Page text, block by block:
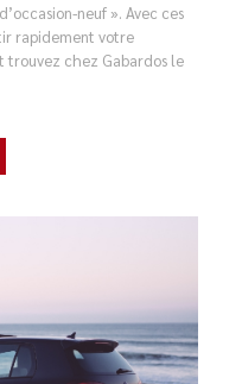
neuf ». Avec ces
rapidement votre
trouvez chez Gabardos le